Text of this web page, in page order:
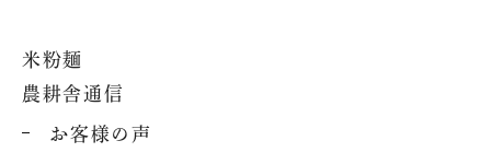
米粉麺
農耕舎通信
お客様の声